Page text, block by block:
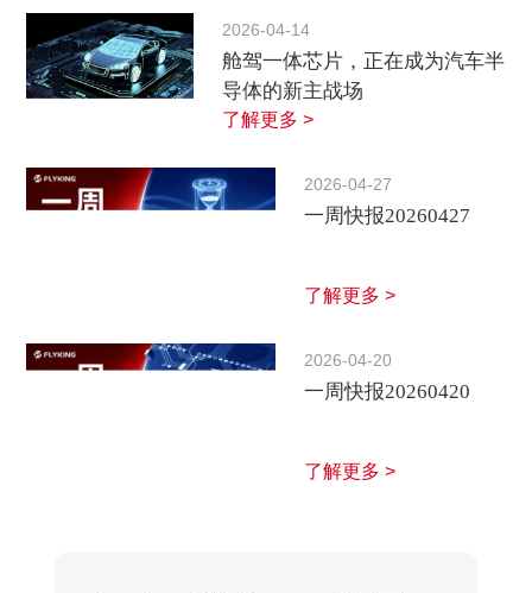
2026-04-14
舱驾一体芯片，正在成为汽车半
导体的新主战场
了解更多 >
2026-04-27
一周快报20260427
了解更多 >
2026-04-20
一周快报20260420
了解更多 >